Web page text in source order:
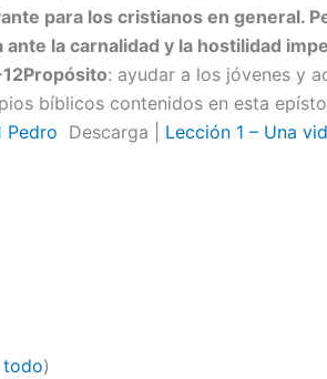
para los cristianos en general.
la carnalidad y la hostilidad
Propósito: ayudar a los jóvenes y
bíblicos contenidos en esta
Pedro Descarga | Lección 1 – Una
)